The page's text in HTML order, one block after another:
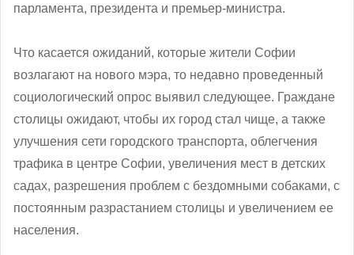
парламента, президента и премьер-министра.
Что касается ожиданий, которые жители Софии
возлагают на нового мэра, то недавно проведенный
социологический опрос выявил следующее. Граждане
столицы ожидают, чтобы их город стал чище, а также
улучшения сети городского транспорта, облегчения
трафика в центре Софии, увеличения мест в детских
садах, разрешения проблем с бездомными собаками, с
постоянным разрастанием столицы и увеличением ее
населения.